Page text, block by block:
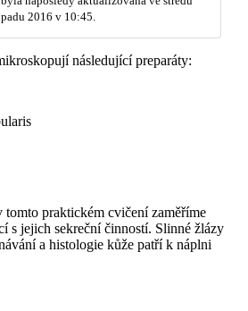
2016 v 10:45.
následující preparáty:
tomto praktickém cvičení zaměříme
s jejich sekreční činností. Slinné žlázy
a histologie kůže patří k náplni